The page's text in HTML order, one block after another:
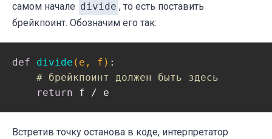
самом начале divide , то есть поставить
брейкпоинт. Обозначим его так:
def divide (e, f) :
# брейкпоинт должен быть здесь
return f / e
Встретив точку останова в коде, интерпретатор